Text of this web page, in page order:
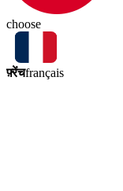
choose
फ़्रेंचfrançais